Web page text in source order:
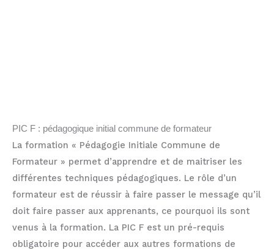
PIC F : pédagogique initial commune de formateur
La formation « Pédagogie Initiale Commune de
Formateur » permet d’apprendre et de maitriser les
différentes techniques pédagogiques. Le rôle d’un
formateur est de réussir à faire passer le message qu’il
doit faire passer aux apprenants, ce pourquoi ils sont
venus à la formation. La PIC F est un pré-requis
obligatoire pour accéder aux autres formations de